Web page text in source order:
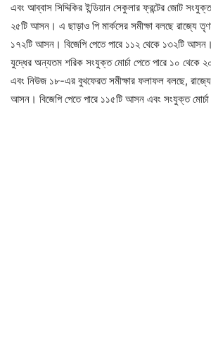
এবং আব্বাস সিদ্দিকির ইন্ডিয়ান সেকুলার ফ্রন্টের জোট
২৫টি আসন। এ ছাড়াও পি মার্কসের সমীক্ষা বলছে রাজ্যে
১৭২টি আসন। বিজেপি পেতে পারে ১১২ থেকে ১৩২টি
যুদ্ধের অন্যতম শরিক সংযুক্ত মোর্চা পেতে পারে ১০
এবং নিউজ ১৮-এর বুথফেরত সমীক্ষার ফলাফল বলছে,
আসন। বিজেপি পেতে পারে ১১৫টি আসন এবং সংযুক্ত